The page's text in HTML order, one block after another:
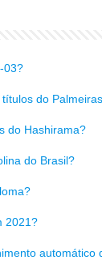
03?
do
do Hashirama?
do Brasil?
2021?
automático